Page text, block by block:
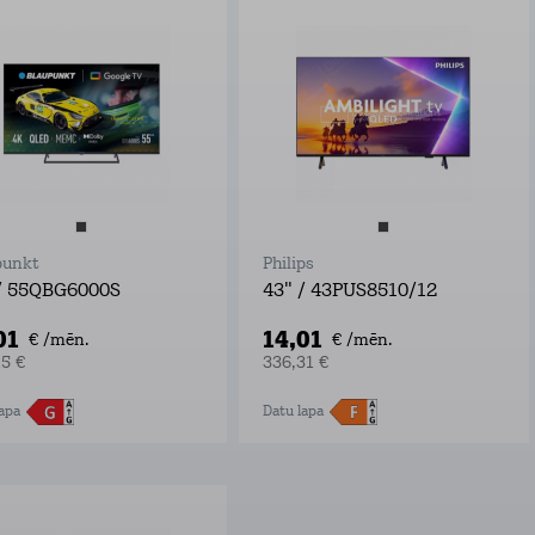
55QBG6000S
€ /mēn.
€
Philips
43" / 43PUS8510/12
14,01 € /mēn.
336,31 €
Datu lapa